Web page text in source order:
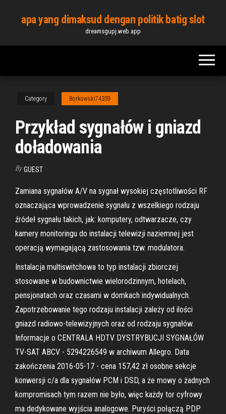
content
apa yang dimaksud dengan politik batig slot
dreamsgupj.web.app
Category Borkowski74359
Przykład sygnałów i gniazd
doładowania
By GUEST
Zamiana sygnałów A/V na sygnał wysokiej częstotliwości RF
oznaczająca wprowadzenie sygnału z wszelkiego rodzaju
źródeł sygnału takich, jak: komputery, odtwarzacze, czy
kamery monitoringu do instalacji telewizji naziemnej jest
operacją wymagającą zastosowania tzw. modulatora.
Instalacja multiswitchowa to typ instalacji zbiorczej
stosowane w budownictwie wielorodzinnym, hotelach,
pensjonatach oraz czasami w domkach indywidualnych.
Zapotrzebowanie tego rodzaju instalacji zależy od ilości
gniazd radiowo-telewizyjnych oraz od rodzaju sygnałów.
Informacje o CENTRALA HDTV DYSTRYBUCJI SYGNAŁÓW
TV-SAT ABCV - 5294226549 w archiwum Allegro. Data
zakończenia 2016-05-17 - cena 157,42 zł osobne sekcje
konwersji c/a dla sygnałów PCM i DSD, a że mowy o żadnych
kompromisach tym razem nie było, więc każdy tor cyfrowy
ma dedykowane wyjścia analogowe. Puryści połączą PDP